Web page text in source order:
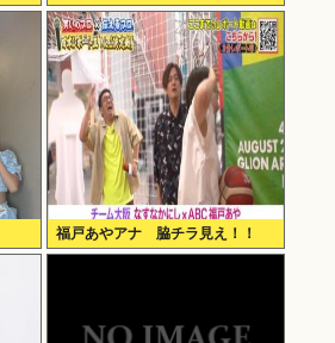
福戸あやアナ 脇チラ見え！！